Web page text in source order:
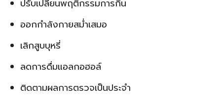
ปรับเปลี่ยนพฤติกรรมการกิน
ออกกำลังกายสม่ำเสมอ
เลิกสูบบุหรี่
ลดการดื่มแอลกอฮอล์
ติดตามผลการตรวจเป็นประจำ